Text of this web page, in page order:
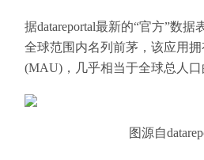
据datareportal最新的“官方”数据
全球范围内名列前茅，该应用
(MAU)，几乎相当于全球总人口
图源自